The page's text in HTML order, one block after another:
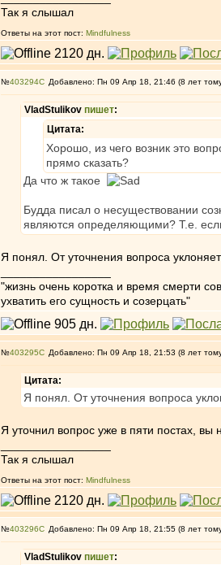
Так я слышал
Ответы на этот пост: Mindfulness
№403294 Добавлено: Пн 09 Апр 18, 21:46 (8 лет
VladStulikov пишет:
Цитата:
Хорошо, из чего возник это
прямо сказать?
Да что ж такое
Будда писал о несуществовании
являются определяющими? Т.е.
Я понял. От уточнения вопроса
"жизнь очень коротка и время смерти
ухватить его сущность и созерцать"
№403295 Добавлено: Пн 09 Апр 18, 21:53 (8 лет
Цитата:
Я понял. От уточнения вопроса
Я уточнил вопрос уже в пяти постах, вы
Так я слышал
Ответы на этот пост: Mindfulness
№403296 Добавлено: Пн 09 Апр 18, 21:55 (8 лет
VladStulikov пишет: